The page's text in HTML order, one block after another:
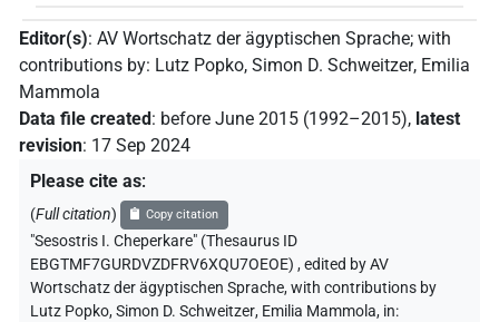
Editor(s): AV Wortschatz der ägyptischen Sprache; with
contributions by: Lutz Popko, Simon D. Schweitzer, Emilia
Mammola
Data file created: before June 2015 (1992–2015), latest
revision: 17 Sep 2024
Please cite as:
(Full citation) Copy citation
"Sesostris I. Cheperkare" (Thesaurus ID
EBGTMF7GURDVZDFRV6XQU7OEOE) ,edited by AV
Wortschatz der ägyptischen Sprache,with contributions by
Lutz Popko,Simon D. Schweitzer, Emilia Mammola, in: